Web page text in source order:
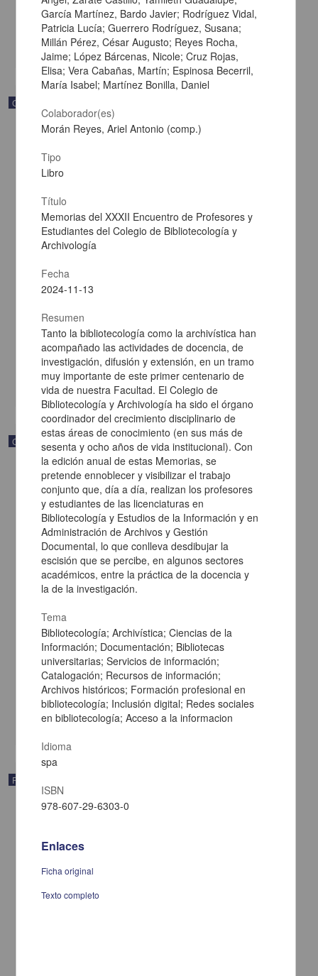
[sin fecha]
Multidisciplina
Correspondencia postal
felicitándolo por el triunfo de la causa
Martínez Baca, Francisco
[sin fecha]
Multidisciplina
Correspondencia postal
Carta de Vicente G. Muñoz a Francisco I. Madero ofreciéndole sus
servicios
Muñoz, Vicente G.
[sin fecha]
Multidisciplina
Publicación
García Martínez, Bardo Javier; Rodríguez Vidal,
Patricia Lucía; Guerrero Rodríguez, Susana;
Millán Pérez, César Augusto; Reyes Rocha,
Jaime; López Bárcenas, Nicole; Cruz Rojas,
Elisa; Vera Cabañas, Martín; Espinosa Becerril,
María Isabel; Martínez Bonilla, Daniel
Colaborador(es)
Morán Reyes, Ariel Antonio (comp.)
Tipo
Libro
Título
Memorias del XXXII Encuentro de Profesores y
Estudiantes del Colegio de Bibliotecología y
Archivología
Fecha
2024-11-13
Resumen
Tanto la bibliotecología como la archivística han
acompañado las actividades de docencia, de
investigación, difusión y extensión, en un tramo
muy importante de este primer centenario de
vida de nuestra Facultad. El Colegio de
Bibliotecología y Archivología ha sido el órgano
coordinador del crecimiento disciplinario de
estas áreas de conocimiento (en sus más de
sesenta y ocho años de vida institucional). Con
la edición anual de estas Memorias, se
pretende ennoblecer y visibilizar el trabajo
conjunto que, día a día, realizan los profesores
y estudiantes de las licenciaturas en
Bibliotecología y Estudios de la Información y en
Administración de Archivos y Gestión
Documental, lo que conlleva desdibujar la
escisión que se percibe, en algunos sectores
académicos, entre la práctica de la docencia y
la de la investigación.
Tema
Bibliotecología; Archivística; Ciencias de la
Información; Documentación; Bibliotecas
universitarias; Servicios de información;
Catalogación; Recursos de información;
Archivos históricos; Formación profesional en
bibliotecología; Inclusión digital; Redes sociales
en bibliotecología; Acceso a la informacion
Idioma
spa
ISBN
978-607-29-6303-0
Enlaces
Ficha original
Texto completo